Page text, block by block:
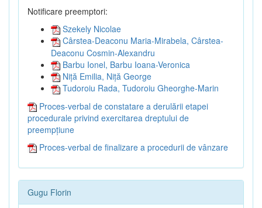
Notificare preemptori:
Szekely Nicolae
Cârstea-Deaconu Maria-Mirabela, Cârstea-
Deaconu Cosmin-Alexandru
Barbu Ionel, Barbu Ioana-Veronica
Niță Emilia, Niță George
Tudoroiu Rada, Tudoroiu Gheorghe-Marin
Proces-verbal de constatare a derulării etapei
procedurale privind exercitarea dreptului de
preempțiune
Proces-verbal de finalizare a procedurii de vânzare
Gugu Florin